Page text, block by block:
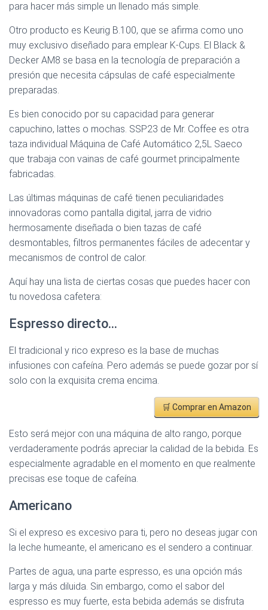
para hacer más simple un llenado más simple.
Otro producto es Keurig B.100, que se afirma como uno
muy exclusivo diseñado para emplear K-Cups. El Black &
Decker AM8 se basa en la tecnología de preparación a
presión que necesita cápsulas de café especialmente
preparadas.
Es bien conocido por su capacidad para generar
capuchino, lattes o mochas. SSP23 de Mr. Coffee es otra
taza individual Máquina de Café Automático 2,5L Saeco
que trabaja con vainas de café gourmet principalmente
fabricadas.
Las últimas máquinas de café tienen peculiaridades
innovadoras como pantalla digital, jarra de vidrio
hermosamente diseñada o bien tazas de café
desmontables, filtros permanentes fáciles de adecentar y
mecanismos de control de calor.
Aquí hay una lista de ciertas cosas que puedes hacer con
tu novedosa cafetera:
Espresso directo…
El tradicional y rico expreso es la base de muchas
infusiones con cafeína. Pero además se puede gozar por sí
solo con la exquisita crema encima.
🛒 Comprar en Amazon
Esto será mejor con una máquina de alto rango, porque
verdaderamente podrás apreciar la calidad de la bebida. Es
especialmente agradable en el momento en que realmente
precisas ese toque de cafeína.
Americano
Si el expreso es excesivo para ti, pero no deseas jugar con
la leche humeante, el americano es el sendero a continuar.
Partes de agua, una parte espresso, es una opción más
larga y más diluida. Sin embargo, como el sabor del
espresso es muy fuerte, esta bebida además se disfruta